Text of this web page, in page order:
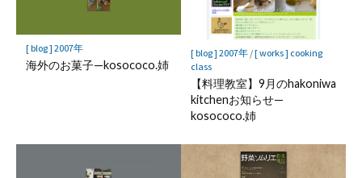
[ blog ] 2007年
海外のお菓子—kosococo.姉
[ blog ] 2007年/[ works ] cooking
class
【料理教室】9月のhakoniwa
kitchenお知らせ—
kosococo.姉